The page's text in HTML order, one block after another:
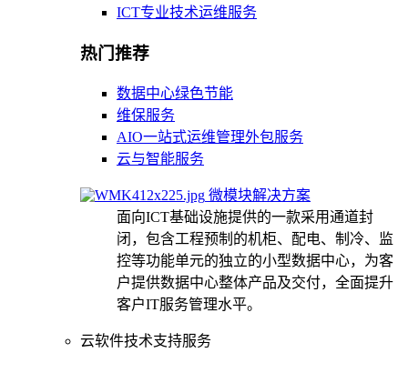
ICT专业技术运维服务
热门推荐
数据中心绿色节能
维保服务
AIO一站式运维管理外包服务
云与智能服务
微模块解决方案
面向ICT基础设施提供的一款采用通道封
闭，包含工程预制的机柜、配电、制冷、监
控等功能单元的独立的小型数据中心，为客
户提供数据中心整体产品及交付，全面提升
客户IT服务管理水平。
云软件技术支持服务